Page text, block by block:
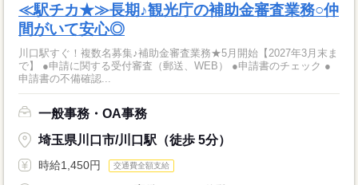
≪駅チカ★≫長期♪観光庁の補助金審査業務○仲
間がいて安心◎
川口駅すぐ！複数名募集♪補助金審査業務★5月開始【2027年3月末ま
で】 ●申請に関する受付審査（郵送、WEB） ●申請書のチェック ●
申請書の不備確認...
一般事務・OA事務
埼玉県川口市/川口駅（徒歩 5分）
時給1,450円 交通費全額支給